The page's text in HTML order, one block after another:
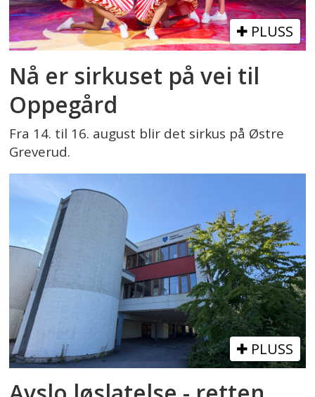
PLUSS
Nå er sirkuset på vei til
Oppegård
Fra 14. til 16. august blir det sirkus på Østre
Greverud.
PLUSS